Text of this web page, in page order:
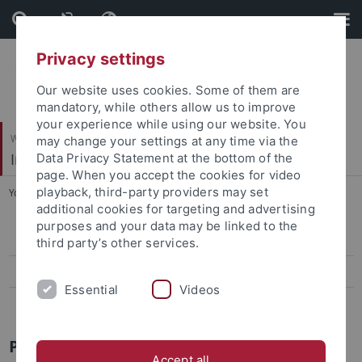
Skip
to
content
Skip
to
footer
Wirtschafts- und Sozialwissenschaftliche Fakultät
Institut für Politikwissenschaft
You are here: Startseite ... Praktikum (Internship)
Allgemeine Studienberatung, BAFöG
FAQ BA-Studiengang Politikwissenschaft
Praktikum (Internship)
Privacy settings
Our website uses cookies. Some of them are
mandatory, while others allow us to improve
your experience while using our website. You
may change your settings at any time via the
Data Privacy Statement at the bottom of the
page. When you accept the cookies for video
playback, third-party providers may set
additional cookies for targeting and advertising
purposes and your data may be linked to the
third party’s other services.
Essential Videos